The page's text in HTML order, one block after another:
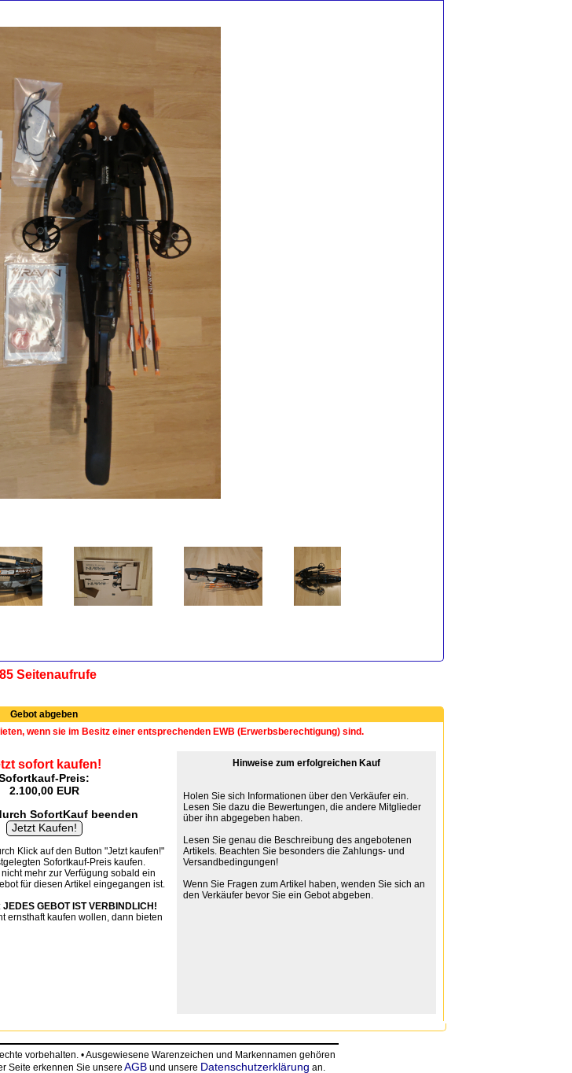
Seitenaufrufe
Gebot abgeben
wenn sie im Besitz einer entsprechenden EWB (Erwerbsberechtigung) sind.
sofort kaufen!
Preis:
2.100,00 EUR
SofortKauf beenden
Klick auf den Button "Jetzt kaufen!"
Sofortkauf-Preis kaufen.
mehr zur Verfügung sobald ein
für diesen Artikel eingegangen ist.
JEDES GEBOT IST VERBINDLICH!
ernsthaft kaufen wollen, dann bieten
Hinweise zum erfolgreichen Kauf
Holen Sie sich Informationen über den Verkäufer ein.
Lesen Sie dazu die Bewertungen, die andere Mitglieder
über ihn abgegeben haben.
Lesen Sie genau die Beschreibung des angebotenen
Artikels. Beachten Sie besonders die Zahlungs- und
Versandbedingungen!
Wenn Sie Fragen zum Artikel haben, wenden Sie sich an
den Verkäufer bevor Sie ein Gebot abgeben.
vorbehalten. • Ausgewiesene Warenzeichen und Markennamen gehören
Seite erkennen Sie unsere AGBund unsere Datenschutzerklärung an.